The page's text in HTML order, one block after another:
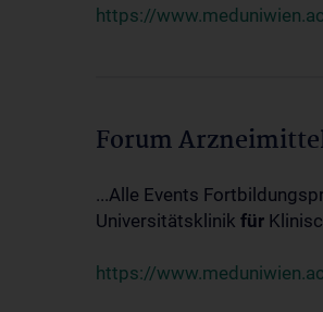
https://
Forum
...Alle Events
Universitätsklinik für
https://